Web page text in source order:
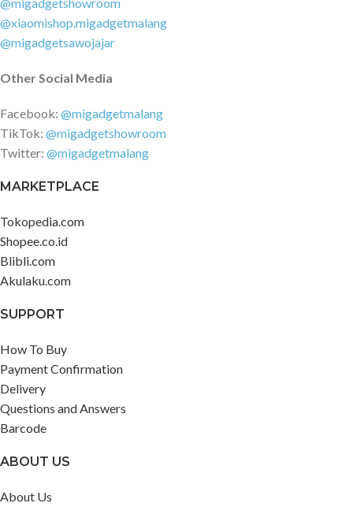
@xiaomishop.migadgetmalang
@migadgetsawojajar
Other Social Media
Facebook: @migadgetmalang
TikTok: @migadgetshowroom
Twitter: @migadgetmalang
MARKETPLACE
Tokopedia.com
Shopee.co.id
Blibli.com
Akulaku.com
SUPPORT
How To Buy
Payment Confirmation
Delivery
Questions and Answers
Barcode
ABOUT US
About Us